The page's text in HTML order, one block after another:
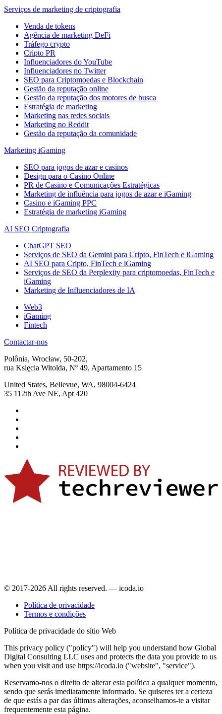
Serviços de marketing de criptografia
Venda de tokens
Agência de marketing DeFi
Tráfego crypto
Cripto PR
Influenciadores do YouTube
Influenciadores no Twitter
SEO para Criptomoedas e Blockchain
Gestão da reputação online
Gestão da reputação dos motores de busca
Estratégia de marketing
Marketing nas redes sociais
Marketing no Reddit
Gestão da reputação da comunidade
Marketing iGaming
SEO para jogos de azar e casinos
Design para o Casino Online
PR de Casino e Comunicações Estratégicas
Marketing de influência para jogos de azar e iGaming
Casino e iGaming PPC
Estratégia de marketing iGaming
AI SEO Criptografia
ChatGPT SEO
Serviços de SEO da Gemini para Cripto, FinTech e iGaming
AI SEO para Cripto, FinTech e iGaming
Serviços de SEO da Perplexity para criptomoedas, FinTech e
iGaming
Marketing de Influenciadores de IA
Web3
iGaming
Fintech
Contactar-nos
Polônia, Wrocław, 50-202,
rua Księcia Witolda, Nº 49, Apartamento 15
United States, Bellevue, WA, 98004-6424
35 112th Ave NE, Apt 420
© 2017-2026 All rights reserved. — icoda.io
Política de privacidade
Termos e condições
Política de privacidade do sítio Web
This privacy policy ("policy") will help you understand how Global
Digital Consulting LLC uses and protects the data you provide to us
when you visit and use https://icoda.io ("website", "service").
Reservamo-nos o direito de alterar esta política a qualquer momento,
sendo que serás imediatamente informado. Se quiseres ter a certeza
de que estás a par das últimas alterações, aconselhamos-te a visitar
frequentemente esta página.